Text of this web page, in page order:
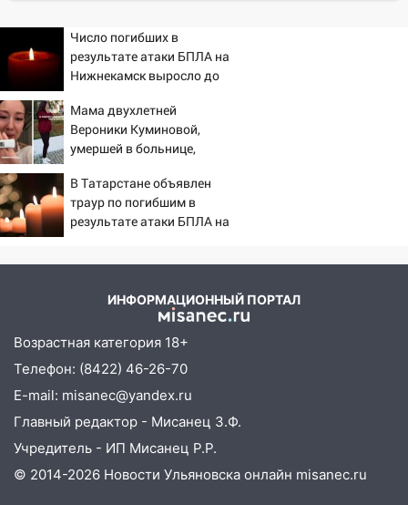
09:10
Соцсети: на Московском шоссе в
Ульяновске произошла авария
08:02
В Ульяновске во время
диспансеризации у 26-летнего парня
выявили онкологию
07:00
Прохладная ночь и ветреный
день: прогноз погоды в Ульяновске 10
августа
06:00
Как разрушительный ураган,
парализовали Ульяновскую область: ЧП
Пять украденных лошадей и
смертельная драка
05:00 Боль, скованность и старение
дисков: как повседневные привычки
незаметно разрушают наш позвоночник
03:00 День скрытых ловушек и
внезапных подарков судьбы: гороскоп
Число погибших в
результате атаки БПЛА на
Нижнекамск выросло до
Мама двухлетней
Вероники Куминовой,
умершей в больнице,
девочку
В Татарстане объявлен
траур по погибшим в
результате атаки БПЛА на
ИНФОРМАЦИОННЫЙ ПОРТАЛ
Возрастная категория 18+
Телефон: (8422) 46-26-70
E-mail: misanec@yandex.ru
Главный редактор - Мисанец З.Ф.
Учредитель - ИП Мисанец Р.Р.
© 2014-2026 Новости Ульяновска онлайн misanec.ru